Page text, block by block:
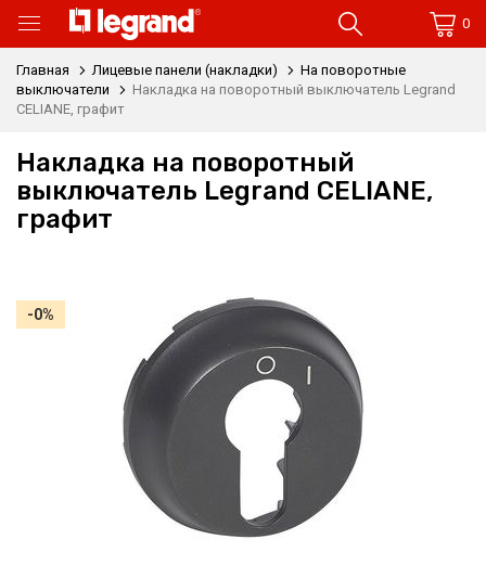
0
Главная Лицевые панели (накладки)
На поворотные
выключатели
Накладка на поворотный выключатель Legrand
CELIANE, графит
Накладка на поворотный
выключатель Legrand CELIANE,
графит
-0%